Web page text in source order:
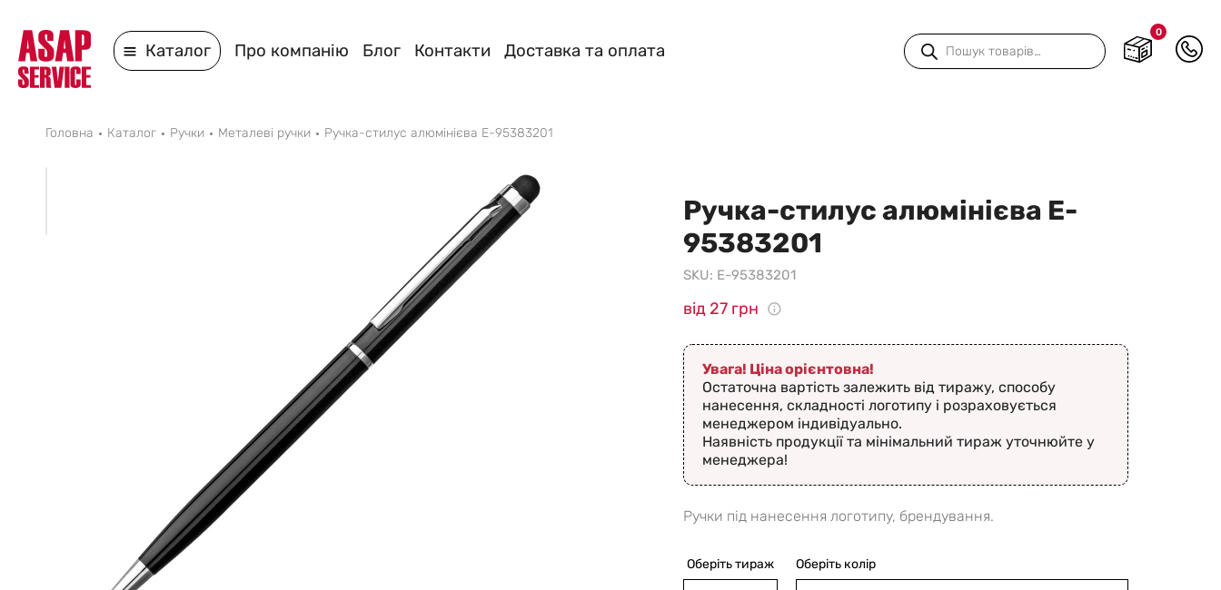
Каталог Про компанію Блог Контакти Доставка та оплата
Пошук
товарів
0
Головна Каталог Ручки Металеві ручки Ручка-стилус алюмінієва E-95383201
Ручка-стилус алюмінієва E-
95383201
SKU: E-95383201
від 27 грн
Увага! Ціна орієнтовна!
Остаточна вартість залежить від тиражу, способу
нанесення, складності логотипу і розраховується
менеджером індивідуально.
Наявність продукції та мінімальний тираж уточнюйте у
менеджера!
Ручки під нанесення логотипу, брендування.
Оберіть тираж Оберіть колір